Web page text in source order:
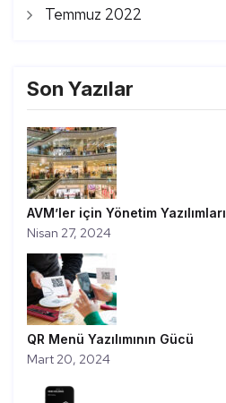
Temmuz 2022
Son Yazılar
AVM’ler için Yönetim Yazılımları
Nisan 27, 2024
QR Menü Yazılımının Gücü
Mart 20, 2024